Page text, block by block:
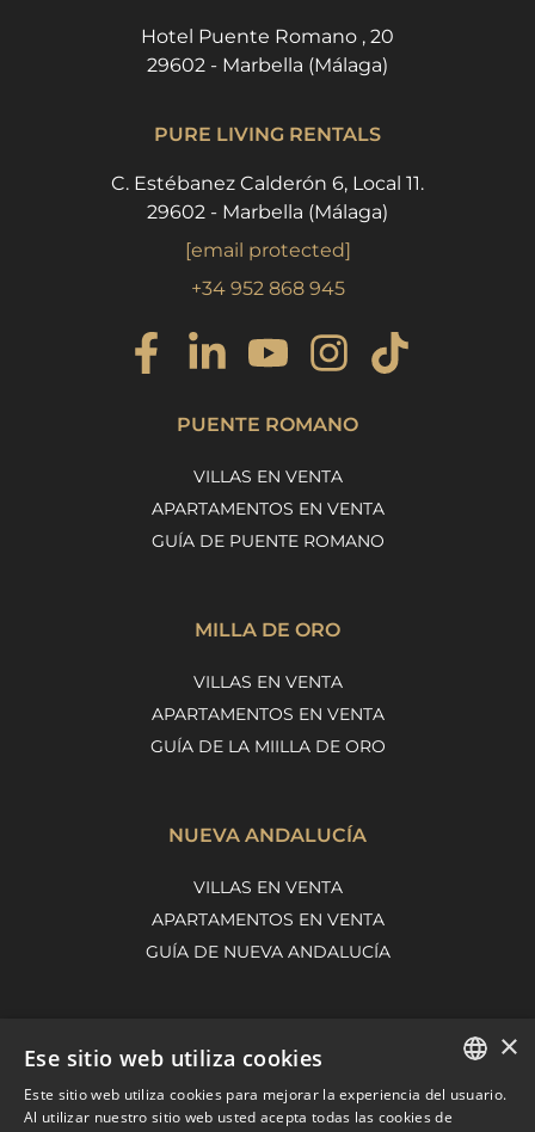
Hotel Puente Romano , 20
29602 - Marbella (Málaga)
PURE LIVING RENTALS
C. Estébanez Calderón 6, Local 11.
29602 - Marbella (Málaga)
[email protected]
+34 952 868 945
PUENTE ROMANO
VILLAS EN VENTA
APARTAMENTOS EN VENTA
GUÍA DE PUENTE ROMANO
MILLA DE ORO
VILLAS EN VENTA
APARTAMENTOS EN VENTA
GUÍA DE LA MIILLA DE ORO
NUEVA ANDALUCÍA
VILLAS EN VENTA
APARTAMENTOS EN VENTA
GUÍA DE NUEVA ANDALUCÍA
VILLAS EN VENTA
APARTAMENTOS EN VENTA
×
Ese sitio web utiliza cookies
Este sitio web utiliza cookies para mejorar la experiencia del usuario.
Al utilizar nuestro sitio web usted acepta todas las cookies de